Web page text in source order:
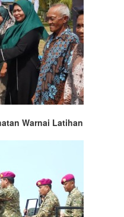
Warnai Latihan